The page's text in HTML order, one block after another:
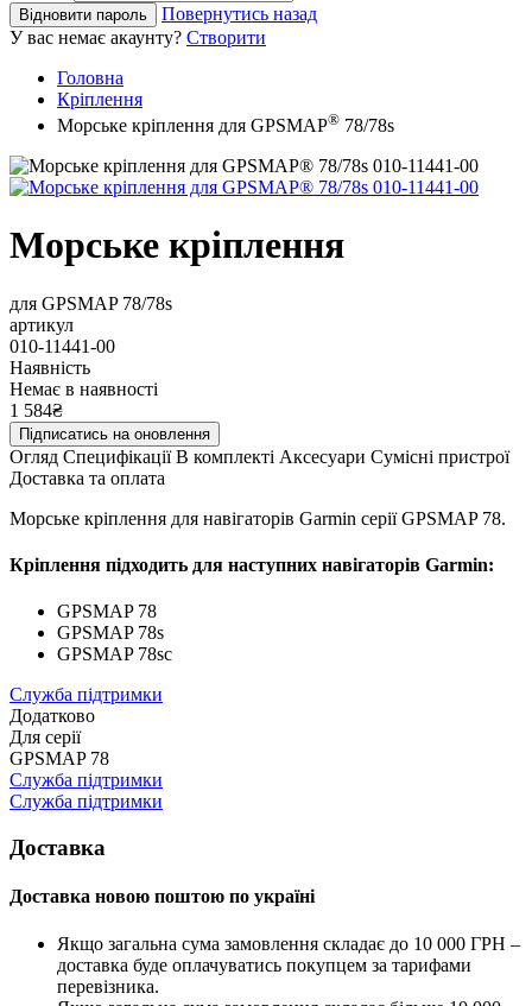
Відновити пароль
Повернутись назад
У вас немає акаунту? Створити
Головна
Кріплення
Морське кріплення для GPSMAP® 78/78s
Морське кріплення
для GPSMAP 78/78s
артикул
010-11441-00
Наявність
Немає в наявності
1 584₴
Підписатись на оновлення
Огляд Специфікації В комплекті Аксесуари Сумісні пристрої
Доставка та оплата
Морське кріплення для навігаторів Garmin серії GPSMAP 78.
Кріплення підходить для наступних навігаторів Garmin:
GPSMAP 78
GPSMAP 78s
GPSMAP 78sc
Служба підтримки
Додатково
Для серії
GPSMAP 78
Служба підтримки
Служба підтримки
Доставка
Доставка новою поштою по україні
Якщо загальна сума замовлення складає до 10 000 ГРН –
доставка буде оплачуватись покупцем за тарифами
перевізника.